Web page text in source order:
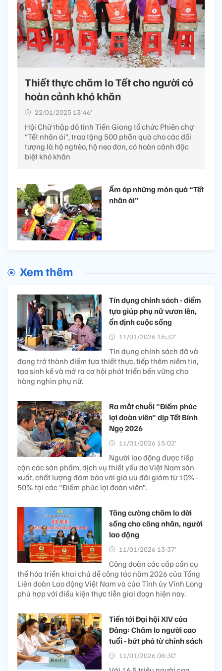
Thiết thực chăm lo Tết cho người có
hoàn cảnh khó khăn
22/01/2025 13:46’
Hội Chữ thập đỏ tỉnh Tiền Giang tổ chức Phiên chợ
“Tết nhân ái”, trao tặng 500 phần quà cho các đối
tượng là hộ nghèo, hộ neo đơn, có hoàn cảnh đặc
biệt khó khăn
Ấm áp những món quà “Tết
nhân ái”
Xem thêm
Tín dụng chính sách - điểm
tựa giúp phụ nữ vươn lên,
ổn định cuộc sống
11/01/2026 16:32’
Tín dụng chính sách đã và
đang trở thành điểm tựa thiết thực, tiếp thêm niềm tin,
tạo sinh kế và mở ra cơ hội phát triển bền vững cho
hàng nghìn phụ nữ.
Ra mắt chuỗi "Điểm phúc
lợi đoàn viên" dịp Tết Bính
Ngọ 2026
11/01/2026 15:02’
Người lao động được tiếp
cận các sản phẩm, dịch vụ thiết yếu do Việt Nam sản
xuất, chất lượng đảm bảo với giá ưu đãi giảm từ 10% -
50% tại các "Điểm phúc lợi đoàn viên”.
Tăng cường chăm lo đời
sống cho công nhân, người
lao động
11/01/2026 13:37’
Công đoàn các cấp cần cụ
thể hóa triển khai chủ đề công tác năm 2026 của Tổng
Liên đoàn Lao động Việt Nam và của Tỉnh ủy Vĩnh Long
phù hợp với điều kiện thực tiễn giai đoạn hiện nay.
Tiến tới Đại hội XIV của
Đảng: Chăm lo người cao
tuổi - bứt phá từ chính sách
11/01/2026 08:30’